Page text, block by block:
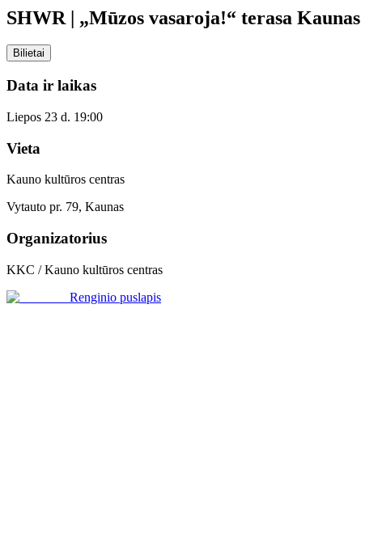
SHWR | „Mūzos vasaroja!“ terasa Kaunas
Bilietai
Data ir laikas
Liepos 23 d. 19:00
Vieta
Kauno kultūros centras
Vytauto pr. 79, Kaunas
Organizatorius
KKC / Kauno kultūros centras
Renginio puslapis